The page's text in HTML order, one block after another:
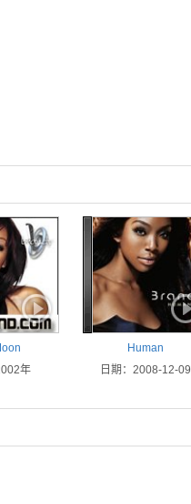
年
Human
日期：2008-12-09